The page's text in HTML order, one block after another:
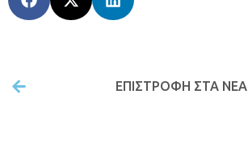
ΕΠΙΣΤΡΟΦΉ ΣΤΑ ΝΕΑ